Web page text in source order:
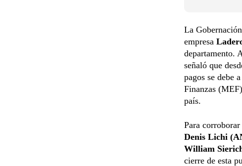
La
empresa
departamento.
señaló que
pagos se debe
Finanzas
país.
Para
Denis Lichi
William
cierre de esta